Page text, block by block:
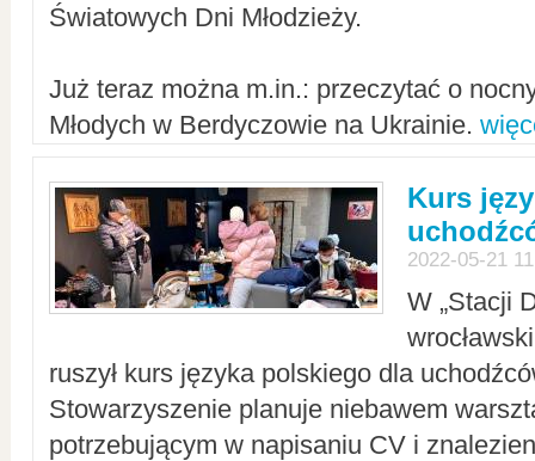
Światowych Dni Młodzieży.
Już teraz można m.in.: przeczytać o
Młodych w Berdyczowie na Ukrainie.
Kurs
2022-05-21
W „Stacji
ruszył kurs języka polskiego dla
Stowarzyszenie planuje niebawem
potrzebującym w napisaniu CV i